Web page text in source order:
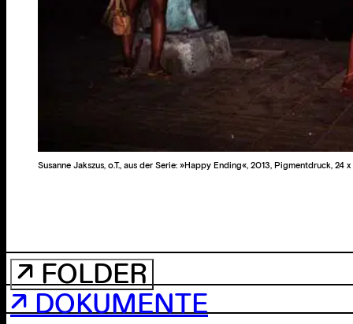
Susanne Jakszus, o.T., aus der Serie: »Happy Ending«, 2013, Pigmentdruck, 24
↗ FOLDER
↗ DOKUMENTE